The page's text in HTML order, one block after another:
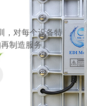
，对每个设备特
制造服务。